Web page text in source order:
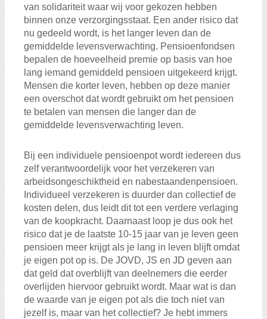
van solidariteit waar wij voor gekozen hebben
binnen onze verzorgingsstaat. Een ander risico dat
nu gedeeld wordt, is het langer leven dan de
gemiddelde levensverwachting. Pensioenfondsen
bepalen de hoeveelheid premie op basis van hoe
lang iemand gemiddeld pensioen uitgekeerd krijgt.
Mensen die korter leven, hebben op deze manier
een overschot dat wordt gebruikt om het pensioen
te betalen van mensen die langer dan de
gemiddelde levensverwachting leven.
Bij een individuele pensioenpot wordt iedereen dus
zelf verantwoordelijk voor het verzekeren van
arbeidsongeschiktheid en nabestaandenpensioen.
Individueel verzekeren is duurder dan collectief de
kosten delen, dus leidt dit tot een verdere verlaging
van de koopkracht. Daarnaast loop je dus ook het
risico dat je de laatste 10-15 jaar van je leven geen
pensioen meer krijgt als je lang in leven blijft omdat
je eigen pot op is. De JOVD, JS en JD geven aan
dat geld dat overblijft van deelnemers die eerder
overlijden hiervoor gebruikt wordt. Maar wat is dan
de waarde van je eigen pot als die toch niet van
jezelf is, maar van het collectief? Je hebt immers